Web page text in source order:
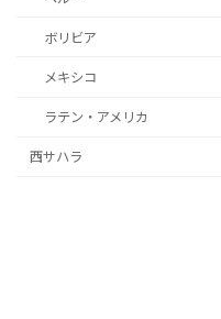
ボリビア
メキシコ
ラテン・アメリカ
西サハラ